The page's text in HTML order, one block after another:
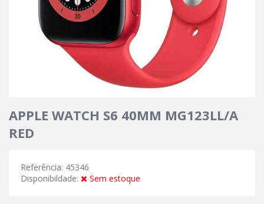
APPLE WATCH S6 40MM MG123LL/A
RED
Referência: 45346
Disponibildade:
Sem estoque